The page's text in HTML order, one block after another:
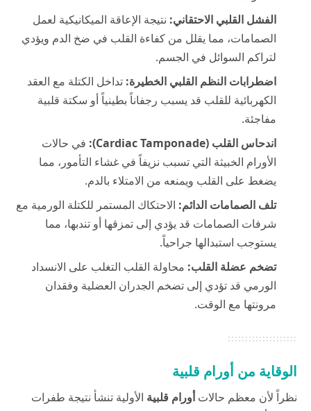
الفشل القلبي الاحتقاني: نتيجة الإعاقة الميكانيكية لعمل
الصمامات، مما يقلل من كفاءة القلب في ضخ الدم ويؤدي
لتراكم السوائل في الجسم.
اضطرابات النظم القلبي الخطيرة: تداخل الكتلة مع العقد
الكهربائية للقلب قد يسبب رجفاناً بطينياً أو سكتة قلبية
مفاجئة.
اندحاس القلب (Cardiac Tamponade):
في حالات
الأورام الخبيثة التي تسبب نزيفاً في غشاء التأمور، مما
يضغط على القلب ويمنعه من الامتلاء بالدم.
تلف الصمامات الدائم: الاحتكاك المستمر للكتلة الورمية مع
شرفات الصمامات قد يؤدي إلى تمزقها أو تندبها، مما
يستوجب استبدالها جراحياً.
تضخم عضلة القلب: محاولة القلب التغلب على الانسداد
الورمي قد تؤدي إلى تضخم الجدران العضلية وفقدان
مرونتها مع الوقت.
الوقاية من أورام قلبية
نظراً لأن معظم حالاتأورام قلبية الأولية تنشأ نتيجة طفرات